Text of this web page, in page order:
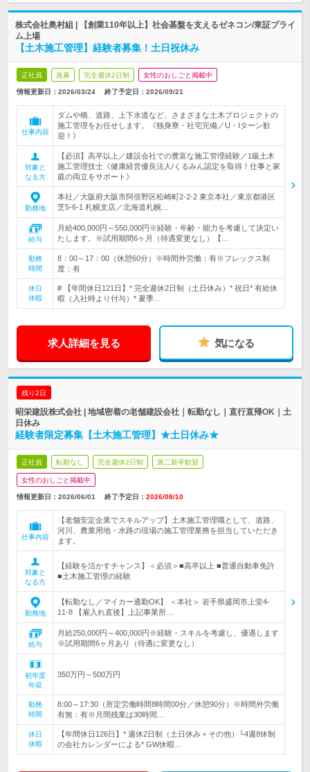
株式会社奥村組 | 【創業110年以上】社会基盤を支えるゼネコン/東証プライ
ム上場
【土木施工管理】経験者募集！土日祝休み
正社員 急募 完全週休2日制 女性のおしごと掲載中
情報更新日：2026/03/24 終了予定日： 2026/09/21
仕事内容
ダムや橋、道路、上下水道など、さまざまな土木プロジェクトの
施工管理をお任せします。《独身寮・社宅完備／U・Iターン歓
迎！》
対象と
なる方
【必須】高卒以上／建設会社での豊富な施工管理経験／1級土木
施工管理技士《健康経営優良法人/くるみん認定を取得！仕事と家
庭の両立をサポート》
勤務地
本社／大阪府大阪市阿倍野区松崎町2-2-2 東京本社／東京都港区
芝5-6-1 札幌支店／北海道札幌…
給与
月給400,000円～550,000円※経験・年齢・能力を考慮して決定い
たします。※試用期間6ヶ月（待遇変更なし）【…
勤務
時間
8：00～17：00（休憩60分）※時間外労働：有※フレックス制
度：有
休日
休暇
# 【年間休日121日】* 完全週休2日制（土日休み）* 祝日* 有給休
暇（入社時より付与）* 夏季…
求人詳細を見る 気になる
残り2日
昭栄建設株式会社 | 地域密着の老舗建設会社｜転勤なし｜直行直帰OK｜土
日休み
経験者限定募集【土木施工管理】★土日休み★
正社員 転勤なし 完全週休2日制 第二新卒歓迎
女性のおしごと掲載中
情報更新日：2026/06/01 終了予定日： 2026/08/10
仕事内容
【老舗安定企業でスキルアップ】土木施工管理職として、道路、
河川、農業用地・水路の現場の施工管理業務を担当していただき
ます。
対象と
なる方
【経験を活かすチャンス】＜必須＞■高卒以上 ■普通自動車免許
■土木施工管理の経験
勤務地
【転勤なし／マイカー通勤OK】 ＜本社＞ 岩手県盛岡市上堂4-
11-8 【雇入れ直後】上記事業所…
給与
月給250,000円～400,000円※経験・スキルを考慮し、優遇します
※試用期間6ヶ月あり（待遇に変更なし）
初年度
年収
350万円～500万円
勤務
時間
8:00～17:30（所定労働時間8時間00分／休憩90分）※時間外労働
有無：有※月間残業は30時間…
休日
休暇
【年間休日126日】* 週休2日制（土日休み＋その他）└4週8休制
の会社カレンダーによる* GW休暇…